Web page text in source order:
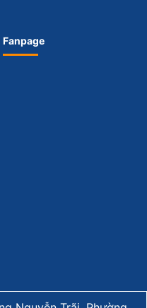
Fanpage